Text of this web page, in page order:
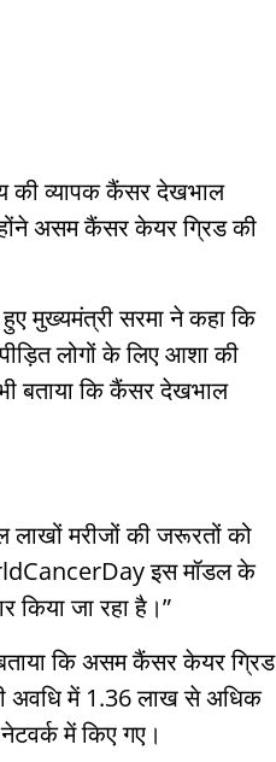
की व्यापक कैंसर देखभाल
असम कैंसर केयर ग्रिड की
मुख्यमंत्री सरमा ने कहा कि
लोगों के लिए आशा की
बताया कि कैंसर देखभाल
मरीजों की जरूरतों को
इस मॉडल के
जा रहा है।”
कि असम कैंसर केयर ग्रिड
अवधि में 1.36 लाख से अधिक
में किए गए।